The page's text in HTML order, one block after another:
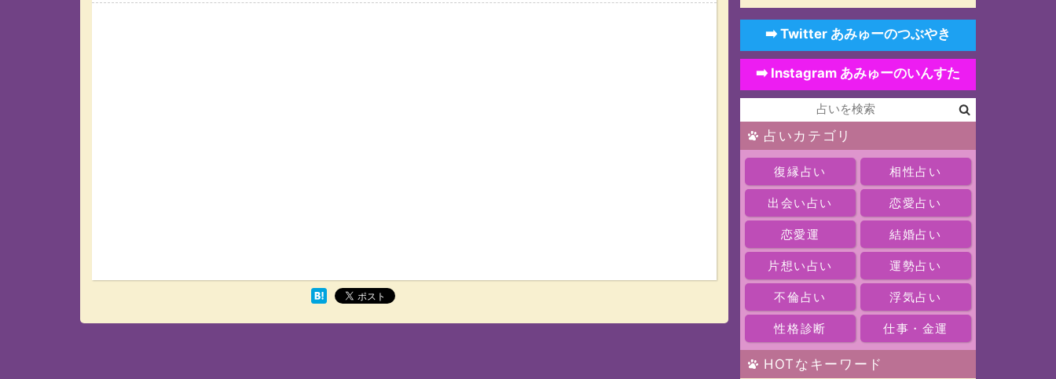
➡️ Twitter あみゅーのつぶやき
➡️ Instagram あみゅーのいんすた
占いカテゴリ
復縁占い 相性占い
出会い占い 恋愛占い
恋愛運 結婚占い
片想い占い 運勢占い
不倫占い 浮気占い
性格診断 仕事・金運
HOTなキーワード